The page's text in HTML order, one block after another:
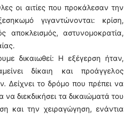
οι αιτίες που προκάλεσαν την
γιγαντώνονται: κρίση,
αποκλεισμός, αστυνομοκρατία,
δικαιωθεί: Η εξέγερση ήταν,
δίκαιη και προάγγελος
Δείχνει το δρόμο που πρέπει να
διεκδικήσει τα δικαιώματά του
και την χειραγώγηση, ενάντια